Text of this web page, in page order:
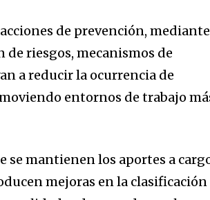
de prevención,
riesgos, mecanismos de
a reducir la ocurrencia de
entornos de trabajo
mantienen los aportes a
mejoras en la clasificación